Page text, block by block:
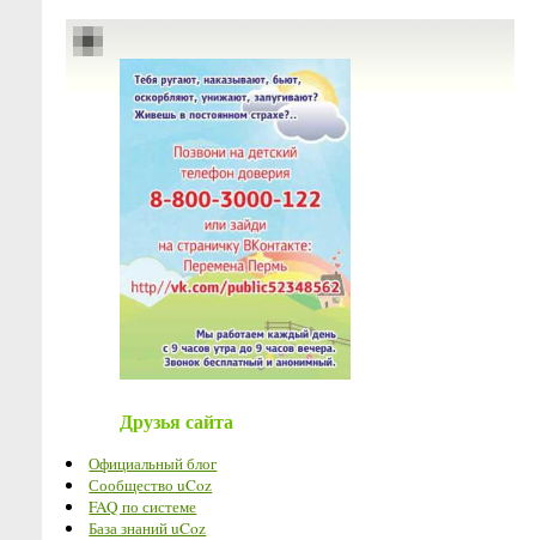
Друзья сайта
Официальный блог
Сообщество uCoz
FAQ по системе
База знаний uCoz